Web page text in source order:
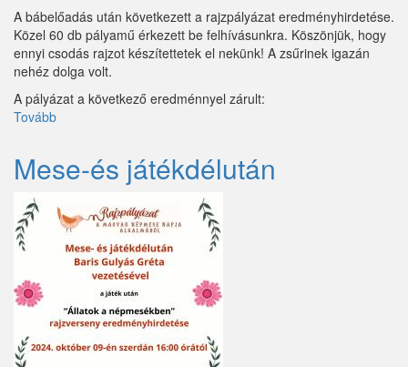
Tinnye
Tóalmás
Újhartyán
Vácegres
Váchartyán
Váckisújfalu
Vácszentlászló
Valkó
A bábelőadás után következett a rajzpályázat eredményhirdetése.
Közel 60 db pályamű érkezett be felhívásunkra. Köszönjük, hogy
ennyi csodás rajzot készítettetek el nekünk! A zsűrinek igazán
nehéz dolga volt.
A pályázat a következő eredménnyel zárult:
Tovább
Népmese
eredményhirdetése)
Mese-és játékdélután